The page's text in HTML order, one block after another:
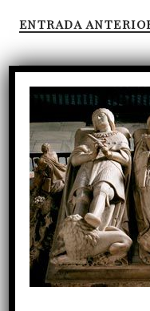
ENTRADA
Entradas recientes
Tres décadas de
D. Manuel Reyes
posesión como
El Cabildo de la
Capellán Mayor